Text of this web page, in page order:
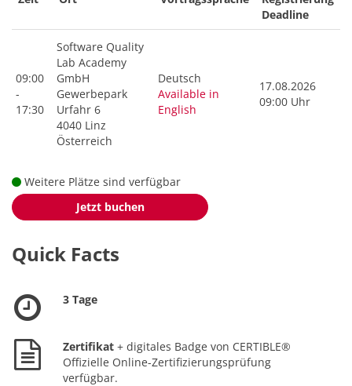
Deadline
09:00
-
17:30
Software Quality
Lab Academy
GmbH
Gewerbepark
Urfahr 6
4040 Linz
Österreich
Deutsch
Available in
English
17.08.2026
09:00 Uhr
Weitere Plätze sind verfügbar
Jetzt buchen
Quick Facts
3 Tage
Zertifikat + digitales Badge von CERTIBLE®
Offizielle Online-Zertifizierungsprüfung
verfügbar.